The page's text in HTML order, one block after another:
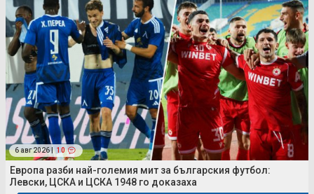
6 авг 2026 | 10
Европа разби най-големия мит за българския футбол:
Левски, ЦСКА и ЦСКА 1948 го доказаха